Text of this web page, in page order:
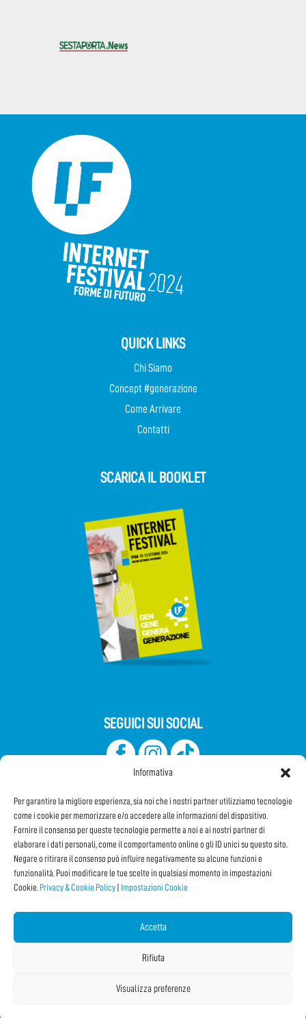
Informativa
Per garantire la migliore esperienza, sia noi che i nostri partner utilizziamo tecnologie
come i cookie per memorizzare e/o accedere alle informazioni del dispositivo.
Fornire il consenso per queste tecnologie permette a noi e ai nostri partner di
elaborare i dati personali, come il comportamento online o gli ID unici su questo sito.
Negare o ritirare il consenso può influire negativamente su alcune funzioni e
funzionalità. Puoi modificare le tue scelte in qualsiasi momento in impostazioni
Cookie. Privacy & Cookie Policy Impostazioni Cookie
Accetta
Rifiuta
Visualizza preferenze
QUICK LINKS
Chi Siamo
Concept #generazione
Come Arrivare
Contatti
SCARICA IL BOOKLET
SEGUICI SUI SOCIAL
Iscriviti alla Newsletter
CONDIVIDI QUESTA PAGINA!
Facebook
La Jetée|Privacy & Cookie Policy